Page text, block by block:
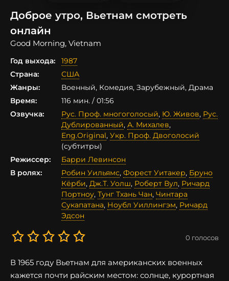
Доброе утро, Вьетнам смотреть
онлайн
Good Morning, Vietnam
Год выхода:
1987
Страна:
США
Жанры:
Военный, Комедия, Зарубежный, Драма
Время:
116 мин. / 01:56
Озвучка:
Рус. Проф. многоголосый, Ю. Живов, Рус.
Дублированный, А. Михалев,
Eng.Original, Укр. Проф. Двоголосий
(субтитры)
Режиссер:
Барри Левинсон
В ролях:
Робин Уильямс, Форест Уитакер, Бруно
Кёрби, Дж.Т. Уолш, Роберт Вул, Ричард
Портноу, Тунг Тхань Чан, Чинтара
Сукапатана, Ноубл Уиллингэм, Ричард
Эдсон
0 голосов
В 1965 году Вьетнам для американских военных
кажется почти райским местом: солнце, курортная